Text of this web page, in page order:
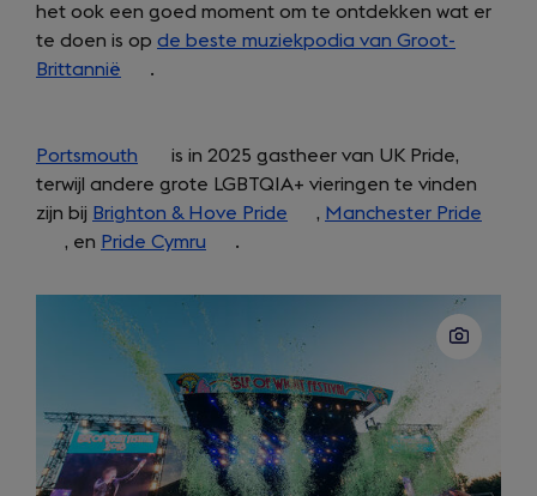
new
tab)
het ook een goed moment om te ontdekken wat er
te doen is op de beste muziekpodia van Groot-
Brittannië (opens
new
tab)
.
Portsmouth (opens
in
a
new
is in 2025 gastheer van UK Pride,
terwijl andere grote LGBTQIA+ vieringen te vinden
zijn bij Brighton & Hove Pride (opens
new
tab)
, Manchester Pride
new
, en Pride Cymru (opens
a
new
.